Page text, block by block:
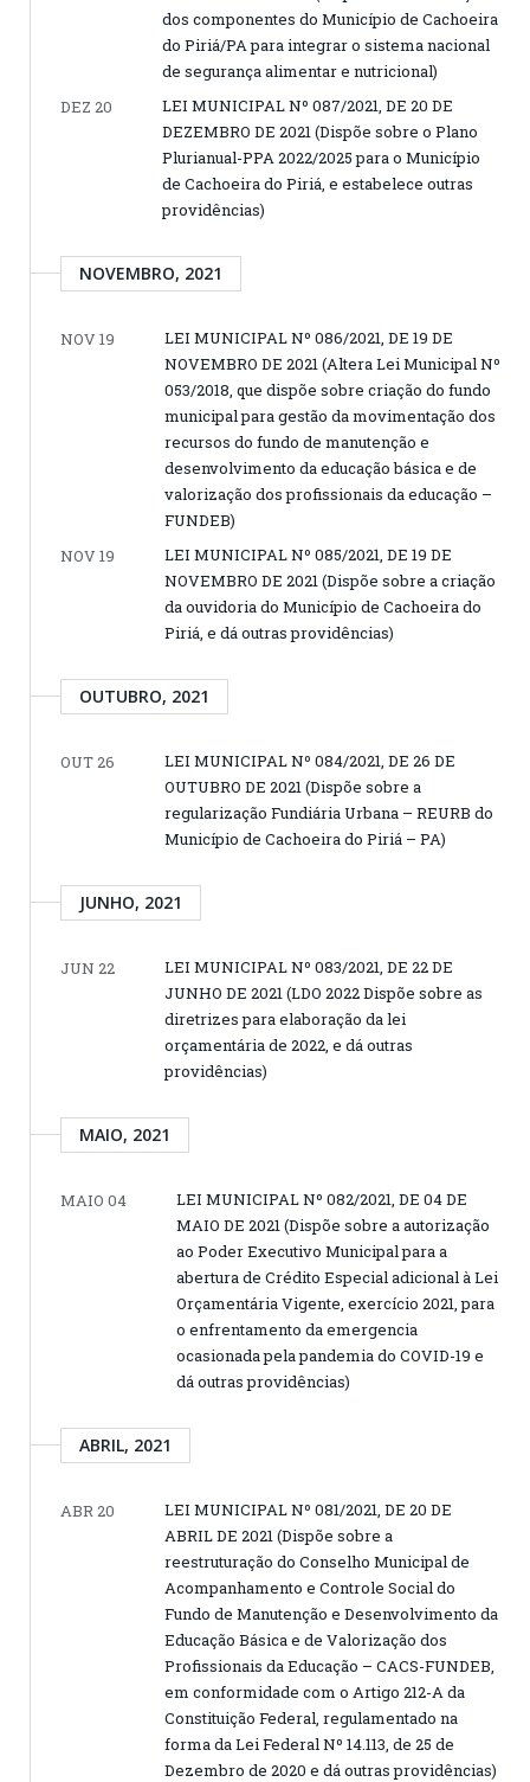
dos componentes do Município de Cachoeira
do Piriá/PA para integrar o sistema nacional
de segurança alimentar e nutricional)
DEZ 20
LEI MUNICIPAL Nº 087/2021, DE 20 DE
DEZEMBRO DE 2021 (Dispõe sobre o Plano
Plurianual-PPA 2022/2025 para o Município
de Cachoeira do Piriá, e estabelece outras
providências)
NOVEMBRO, 2021
NOV 19
LEI MUNICIPAL Nº 086/2021, DE 19 DE
NOVEMBRO DE 2021 (Altera Lei Municipal Nº
053/2018, que dispõe sobre criação do fundo
municipal para gestão da movimentação dos
recursos do fundo de manutenção e
desenvolvimento da educação básica e de
valorização dos profissionais da educação –
FUNDEB)
NOV 19
LEI MUNICIPAL Nº 085/2021, DE 19 DE
NOVEMBRO DE 2021 (Dispõe sobre a criação
da ouvidoria do Município de Cachoeira do
Piriá, e dá outras providências)
OUTUBRO, 2021
OUT 26
LEI MUNICIPAL Nº 084/2021, DE 26 DE
OUTUBRO DE 2021 (Dispõe sobre a
regularização Fundiária Urbana – REURB do
Município de Cachoeira do Piriá – PA)
JUNHO, 2021
JUN 22
LEI MUNICIPAL Nº 083/2021, DE 22 DE
JUNHO DE 2021 (LDO 2022 Dispõe sobre as
diretrizes para elaboração da lei
orçamentária de 2022, e dá outras
providências)
MAIO, 2021
MAIO 04
LEI MUNICIPAL Nº 082/2021, DE 04 DE
MAIO DE 2021 (Dispõe sobre a autorização
ao Poder Executivo Municipal para a
abertura de Crédito Especial adicional à Lei
Orçamentária Vigente, exercício 2021, para
o enfrentamento da emergencia
ocasionada pela pandemia do COVID-19 e
dá outras providências)
ABRIL, 2021
ABR 20
LEI MUNICIPAL Nº 081/2021, DE 20 DE
ABRIL DE 2021 (Dispõe sobre a
reestruturação do Conselho Municipal de
Acompanhamento e Controle Social do
Fundo de Manutenção e Desenvolvimento da
Educação Básica e de Valorização dos
Profissionais da Educação – CACS-FUNDEB,
em conformidade com o Artigo 212-A da
Constituição Federal, regulamentado na
forma da Lei Federal Nº 14.113, de 25 de
Dezembro de 2020 e dá outras providências)